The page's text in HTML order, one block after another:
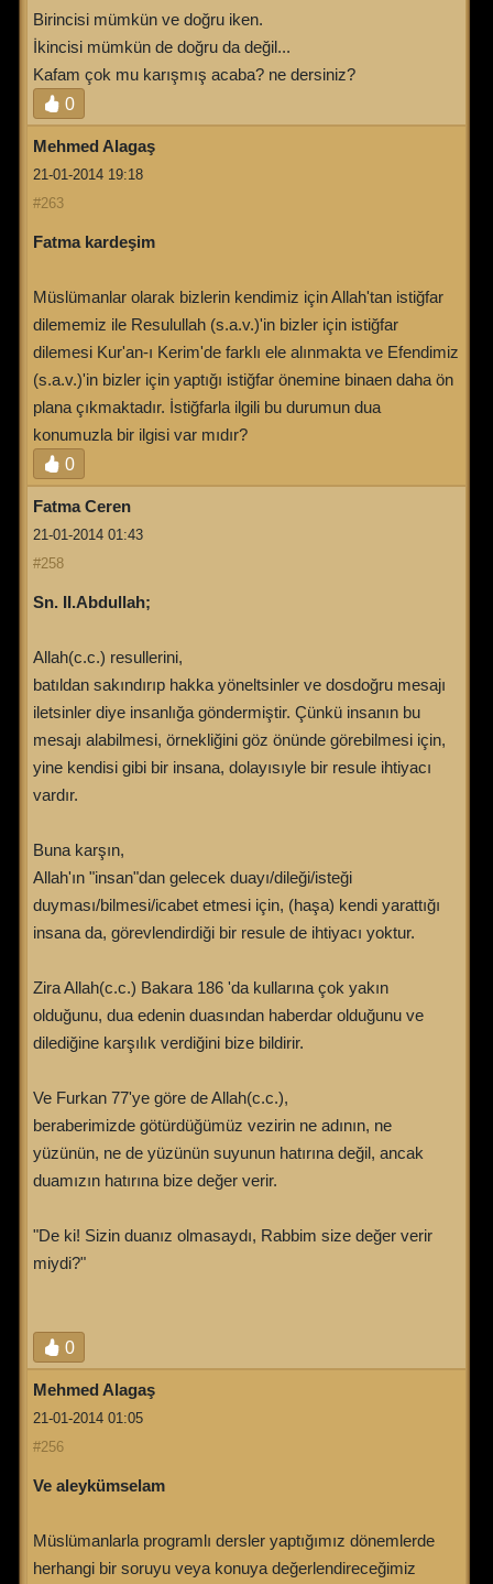
Birincisi mümkün ve doğru iken.
İkincisi mümkün de doğru da değil...
Kafam çok mu karışmış acaba? ne dersiniz?
0
Mehmed Alagaş
21-01-2014 19:18
#263
Fatma kardeşim
Müslümanlar olarak bizlerin kendimiz için Allah'tan istiğfar
dilememiz ile Resulullah (s.a.v.)'in bizler için istiğfar
dilemesi Kur'an-ı Kerim'de farklı ele alınmakta ve Efendimiz
(s.a.v.)'in bizler için yaptığı istiğfar önemine binaen daha ön
plana çıkmaktadır. İstiğfarla ilgili bu durumun dua
konumuzla bir ilgisi var mıdır?
0
Fatma Ceren
21-01-2014 01:43
#258
Sn. II.Abdullah;
Allah(c.c.) resullerini,
batıldan sakındırıp hakka yöneltsinler ve dosdoğru mesajı
iletsinler diye insanlığa göndermiştir. Çünkü insanın bu
mesajı alabilmesi, örnekliğini göz önünde görebilmesi için,
yine kendisi gibi bir insana, dolayısıyle bir resule ihtiyacı
vardır.
Buna karşın,
Allah'ın "insan"dan gelecek duayı/dileği/isteği
duyması/bilmesi/icabet etmesi için, (haşa) kendi yarattığı
insana da, görevlendirdiği bir resule de ihtiyacı yoktur.
Zira Allah(c.c.) Bakara 186 'da kullarına çok yakın
olduğunu, dua edenin duasından haberdar olduğunu ve
dilediğine karşılık verdiğini bize bildirir.
Ve Furkan 77'ye göre de Allah(c.c.),
beraberimizde götürdüğümüz vezirin ne adının, ne
yüzünün, ne de yüzünün suyunun hatırına değil, ancak
duamızın hatırına bize değer verir.
"De ki! Sizin duanız olmasaydı, Rabbim size değer verir
miydi?"
0
Mehmed Alagaş
21-01-2014 01:05
#256
Ve aleykümselam
Müslümanlarla programlı dersler yaptığımız dönemlerde
herhangi bir soruyu veya konuya değerlendireceğimiz